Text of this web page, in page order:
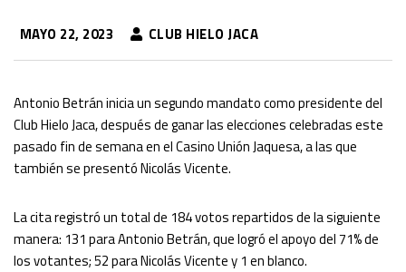
MAYO 22, 2023 CLUB HIELO JACA
Antonio Betrán inicia un segundo mandato como presidente del
Club Hielo Jaca, después de ganar las elecciones celebradas este
pasado fin de semana en el Casino Unión Jaquesa, a las que
también se presentó Nicolás Vicente.
La cita registró un total de 184 votos repartidos de la siguiente
manera: 131 para Antonio Betrán, que logró el apoyo del 71% de
los votantes; 52 para Nicolás Vicente y 1 en blanco.